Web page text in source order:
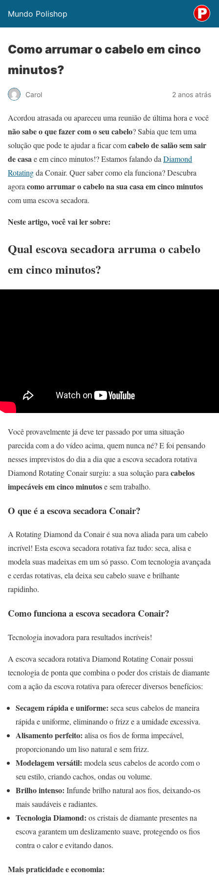
Mundo Polishop
Como arrumar o cabelo em cinco
minutos?
Carol 2 anos atrás
Acordou atrasada ou apareceu uma reunião de última hora e você
não sabe o que fazer com o seu cabelo? Sabia que tem uma
solução que pode te ajudar a ficar comcabelo de salão sem sair
de casae em cinco minutos!? Estamos falando da Diamond
Rotatingda Conair. Quer saber como ela funciona? Descubra
agora como arrumar o cabelo na sua casa em cinco minutos
com uma escova secadora.
Neste artigo, você vai ler sobre:
Qual escova secadora arruma o cabelo
em cinco minutos?
Você provavelmente já deve ter passado por uma situação
parecida com a do vídeo acima, quem nunca né? E foi pensando
nesses imprevistos do dia a dia que a escova secadora rotativa
Diamond Rotating Conair surgiu: a sua solução para cabelos
impecáveis em cinco minutose sem trabalho.
O que é a escova secadora Conair?
A Rotating Diamond da Conair é sua nova aliada para um cabelo
incrível! Esta escova secadora rotativa faz tudo: seca, alisa e
modela suas madeixas em um só passo. Com tecnologia avançada
e cerdas rotativas, ela deixa seu cabelo suave e brilhante
rapidinho.
Como funciona a escova secadora Conair?
Tecnologia inovadora para resultados incríveis!
A escova secadora rotativa Diamond Rotating Conair possui
tecnologia de ponta que combina o poder dos cristais de diamante
com a ação da escova rotativa para oferecer diversos benefícios:
Secagem rápida e uniforme: seca seus cabelos de maneira
rápida e uniforme, eliminando o frizz e a umidade excessiva.
Alisamento perfeito: alisa os fios de forma impecável,
proporcionando um liso natural e sem frizz.
Modelagem versátil: modela seus cabelos de acordo com o
seu estilo, criando cachos, ondas ou volume.
Brilho intenso: Infunde brilho natural aos fios, deixando-os
mais saudáveis e radiantes.
Tecnologia Diamond: os cristais de diamante presentes na
escova garantem um deslizamento suave, protegendo os fios
contra o calor e evitando danos.
Mais praticidade e economia: